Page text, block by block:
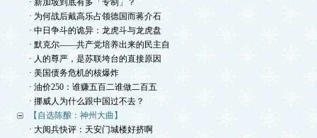
· 新加坡到底有多「专制」？
· 为何战后戴高乐占领德国而蒋介石
· 中日争斗的诡异：龙虎斗与龙虎盘
· 默克尔——共产党培养出来的民主自
· 人的尊严，是苏联垮台的直接原因
· 美国债务危机的核爆炸
· 油价250：谁赚五百二谁做二百五
· 挪威人为什么跟中国过不去？
【自选陈酿：神州大曲】
· 大阅兵快评：天安门城楼好挤啊